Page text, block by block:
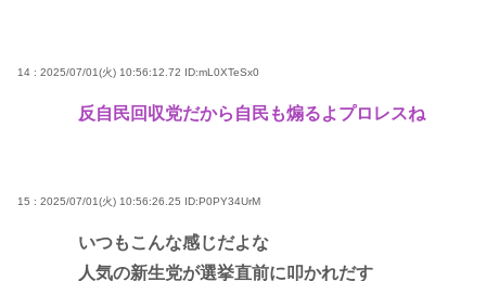
14 : 2025/07/01(火) 10:56:12.72 ID:mL0XTeSx0
反自民回収党だから自民も煽るよプロレスね
15 : 2025/07/01(火) 10:56:26.25 ID:P0PY34UrM
いつもこんな感じだよな
人気の新生党が選挙直前に叩かれだす